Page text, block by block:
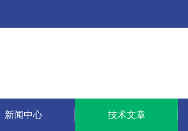
新闻中心 技术文章